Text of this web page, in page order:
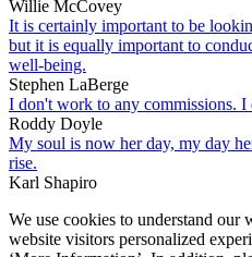
Willie McCovey
It is certainly important to be
but it is equally important to
well-being.
Stephen LaBerge
I don't work to any commissions.
Roddy Doyle
My soul is now her day, my day
rise.
Karl Shapiro
We use cookies to understand our
website visitors personalized